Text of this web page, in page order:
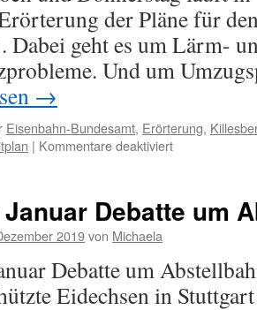
der Pläne für
Dabei geht es um Lärm-
Und um
→
Eisenbahn-Bundesamt, Erörterung,
| Kommentare deaktiviert
Januar Debatte um
2019von Michaela
Debatte um
Eidechsen in